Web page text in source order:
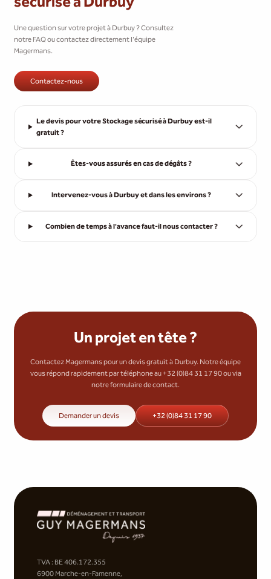
Une question sur votre projet à Durbuy ? Consultez
notre FAQ ou contactez directement l'équipe
Magermans.
Contactez-nous
Le devis pour votre Stockage sécurisé à Durbuy est-il
gratuit ?
Êtes-vous assurés en cas de dégâts ?
Intervenez-vous à Durbuy et dans les environs ?
Combien de temps à l'avance faut-il nous contacter ?
Un projet en tête ?
Contactez Magermans pour un devis gratuit à Durbuy. Notre équipe
vous répond rapidement par téléphone au +32 (0)84 31 17 90 ou via
notre formulaire de contact.
Demander un devis +32 (0)84 31 17 90
TVA : BE 406.172.355
6900 Marche-en-Famenne,